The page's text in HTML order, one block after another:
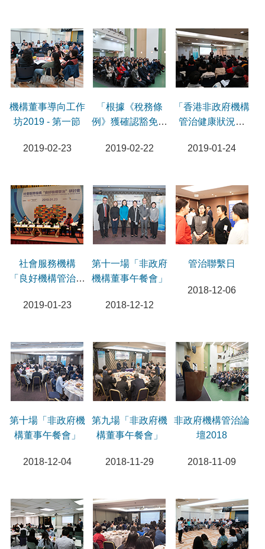
機構董事導向工作
坊2019 - 第一節
2019-02-23
「根據《稅務條
例》獲確認豁免缴
的合規責任」研討
2019-02-22
「香港非政府機構
管治健康狀況調
2019-01-24
社會服務機構
「良好機構管治」
2019-01-23
第十一場「非政府
機構董事午餐會」
2018-12-12
管治聯繫日
2018-12-06
第十場「非政府機
構董事午餐會」
2018-12-04
第九場「非政府機
構董事午餐會」
2018-11-29
非政府機構管治論
壇2018
2018-11-09